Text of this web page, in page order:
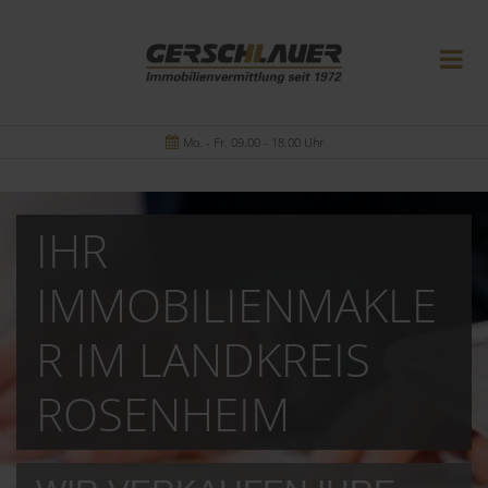
Mo. - Fr. 09.00 - 18.00 Uhr
IHR
IMMOBILIENMAKLE
R IM LANDKREIS
ROSENHEIM